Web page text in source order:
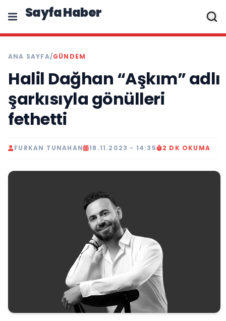
Sayfa Haber
ANA SAYFA/GÜNDEM
Halil Dağhan “Aşkım” adlı
şarkısıyla gönülleri
fethetti
FURKAN TUNAHAN 18.11.2023 - 14:35 2 DK OKUMA